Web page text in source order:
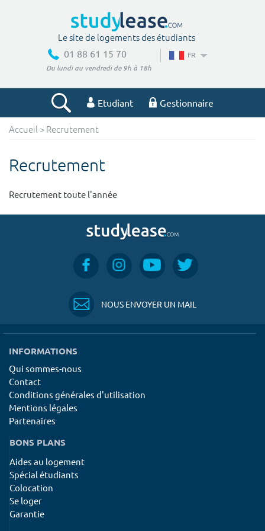
Le site de logements des étudiants
01 88 61 15 70
Du lundi au vendredi de 9h à 18h
FR
Etudiant Gestionnaire
Votre recherche
Ville, école
€
m²
Surface max
Type de location
Votre date d'entrée
Accueil > Recrutement
Recrutement
Recrutement toute l'année
NOUS ENVOYER UN MAIL
INFORMATIONS
Qui sommes-nous
Contact
Conditions générales d'utilisation
Mentions légales
Partenaires
BONS PLANS
Aides au logement
Spécial étudiants
Colocation
Se loger
Garantie